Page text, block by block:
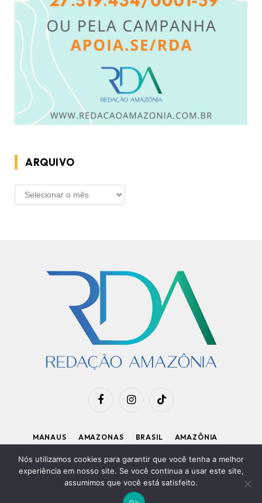
ARQUIVO
ARQUIVO
FacebookInstagramTikTok
MANAUS AMAZONAS BRASIL
AMAZÔNIA
Diretor Executivo: Kleiton Renzo|Política de Privacidade
Nós utilizamos cookies para garantir que você tenha a melhor
experiência em nosso site. Se você continua a usar este site,
assumimos que você está satisfeito.